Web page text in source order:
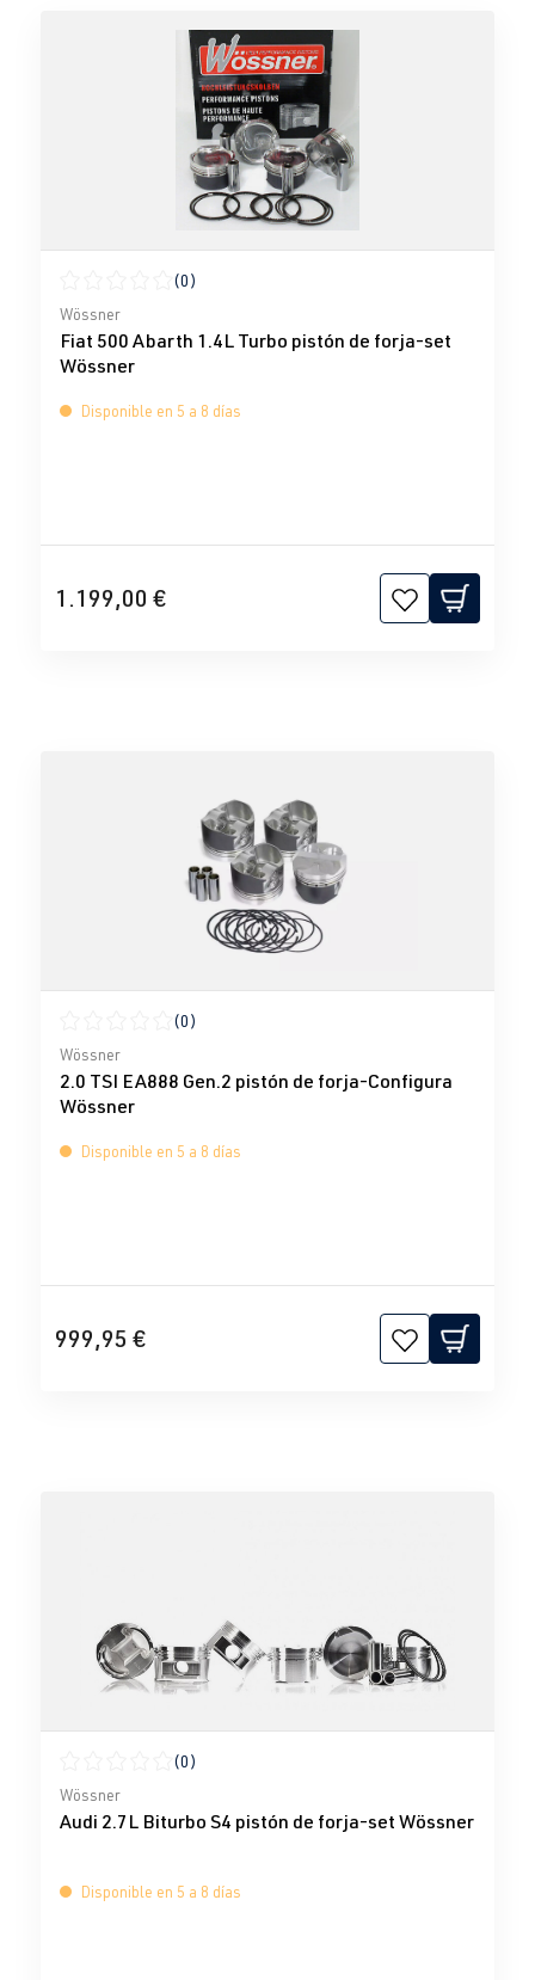
Calificación promedio de 0 de 5 estrellas
(0)
Wössner
Fiat 500 Abarth 1.4L Turbo pistón de forja-set
Wössner
Disponible en 5 a 8 días
1.199,00 €
Calificación promedio de 0 de 5 estrellas
(0)
Wössner
2.0 TSI EA888 Gen.2 pistón de forja-Configura
Wössner
Disponible en 5 a 8 días
999,95 €
Calificación promedio de 0 de 5 estrellas
(0)
Wössner
Audi 2.7L Biturbo S4 pistón de forja-set Wössner
Disponible en 5 a 8 días